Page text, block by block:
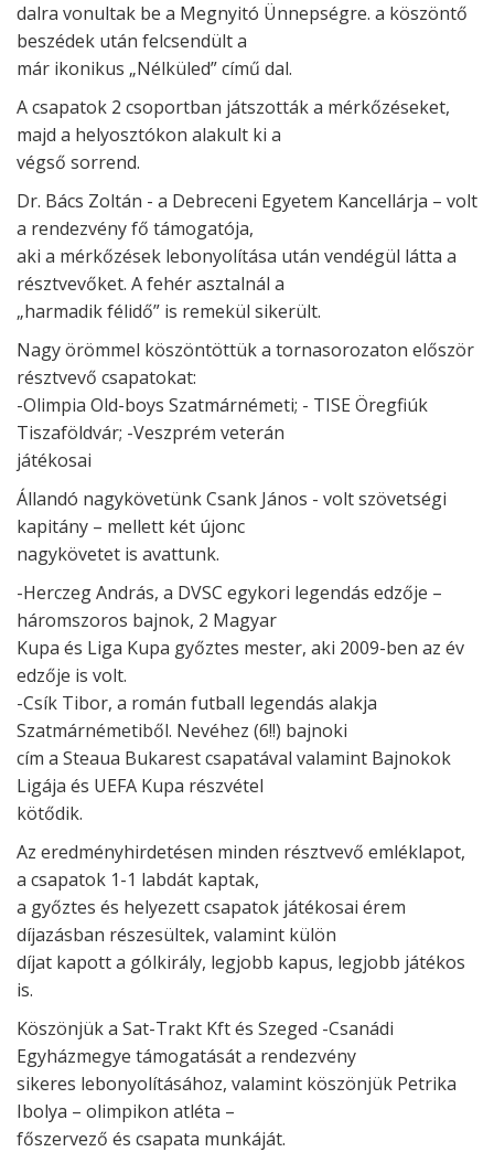
dalra vonultak be a Megnyitó Ünnepségre. a köszöntő
beszédek után felcsendült a
már ikonikus „Nélküled” című dal.
A csapatok 2 csoportban játszották a mérkőzéseket,
majd a helyosztókon alakult ki a
végső sorrend.
Dr. Bács Zoltán - a Debreceni Egyetem Kancellárja – volt
a rendezvény fő támogatója,
aki a mérkőzések lebonyolítása után vendégül látta a
résztvevőket. A fehér asztalnál a
„harmadik félidő” is remekül sikerült.
Nagy örömmel köszöntöttük a tornasorozaton először
résztvevő csapatokat:
-Olimpia Old-boys Szatmárnémeti; - TISE Öregfiúk
Tiszaföldvár; -Veszprém veterán
játékosai
Állandó nagykövetünk Csank János - volt szövetségi
kapitány – mellett két újonc
nagykövetet is avattunk.
-Herczeg András, a DVSC egykori legendás edzője –
háromszoros bajnok, 2 Magyar
Kupa és Liga Kupa győztes mester, aki 2009-ben az év
edzője is volt.
-Csík Tibor, a román futball legendás alakja
Szatmárnémetiből. Nevéhez (6!!) bajnoki
cím a Steaua Bukarest csapatával valamint Bajnokok
Ligája és UEFA Kupa részvétel
kötődik.
Az eredményhirdetésen minden résztvevő emléklapot,
a csapatok 1-1 labdát kaptak,
a győztes és helyezett csapatok játékosai érem
díjazásban részesültek, valamint külön
díjat kapott a gólkirály, legjobb kapus, legjobb játékos
is.
Köszönjük a Sat-Trakt Kft és Szeged -Csanádi
Egyházmegye támogatását a rendezvény
sikeres lebonyolításához, valamint köszönjük Petrika
Ibolya – olimpikon atléta –
főszervező és csapata munkáját.